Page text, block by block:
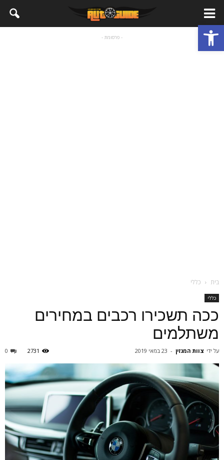
פתח סרגל נגישות - פרסומת -
בית כללי
כללי
ככה תשכירו רכבים במחירים
משתלמים
על ידי צוות המגזין - 23 במאי 2019 0 2731